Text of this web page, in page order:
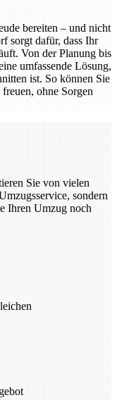
bereiten – und nicht
sorgt dafür, dass Ihr
Von der Planung bis
umfassende Lösung,
ist. So können Sie
ohne Sorgen
Sie von vielen
sondern
Ihren Umzug noch